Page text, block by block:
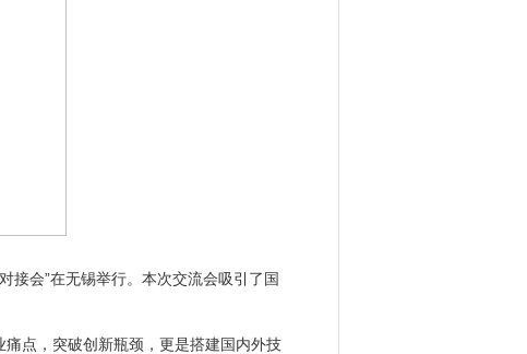
会”在无锡举行。本次交流会吸引了国
点，突破创新瓶颈，更是搭建国内外技